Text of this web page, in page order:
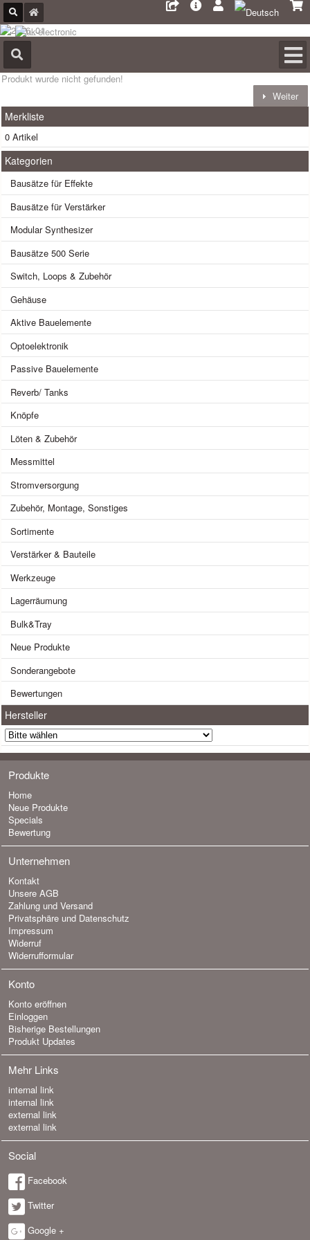
Produkt wurde nicht gefunden!
Weiter
Merkliste
0 Artikel
Kategorien
Bausätze für Effekte
Bausätze für Verstärker
Modular Synthesizer
Bausätze 500 Serie
Switch, Loops & Zubehör
Gehäuse
Aktive Bauelemente
Optoelektronik
Passive Bauelemente
Reverb/ Tanks
Knöpfe
Löten & Zubehör
Messmittel
Stromversorgung
Zubehör, Montage, Sonstiges
Sortimente
Verstärker & Bauteile
Werkzeuge
Lagerräumung
Bulk&Tray
Neue Produkte
Sonderangebote
Bewertungen
Hersteller
Produkte
Home
Neue Produkte
Specials
Bewertung
Unternehmen
Kontakt
Unsere AGB
Zahlung und Versand
Privatsphäre und Datenschutz
Impressum
Widerruf
Widerrufformular
Konto
Konto eröffnen
Einloggen
Bisherige Bestellungen
Produkt Updates
Mehr Links
internal link
internal link
external link
external link
Social
Facebook
Twitter
Google +